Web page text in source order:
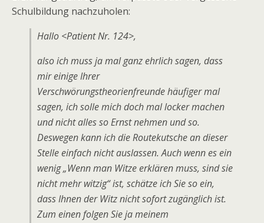
Schulbildung nachzuholen:
Hallo <Patient Nr. 124>,
also ich muss ja mal ganz ehrlich sagen, dass
mir einige Ihrer
Verschwörungstheorienfreunde häufiger mal
sagen, ich solle mich doch mal locker machen
und nicht alles so Ernst nehmen und so.
Deswegen kann ich die Routekutsche an dieser
Stelle einfach nicht auslassen. Auch wenn es ein
wenig „Wenn man Witze erklären muss, sind sie
nicht mehr witzig“ ist, schätze ich Sie so ein,
dass Ihnen der Witz nicht sofort zugänglich ist.
Zum einen folgen Sie ja meinem